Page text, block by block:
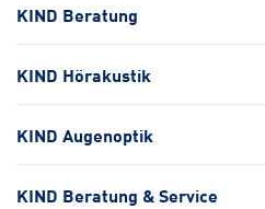
KIND Beratung
KIND Hörakustik
KIND Augenoptik
KIND Beratung & Service